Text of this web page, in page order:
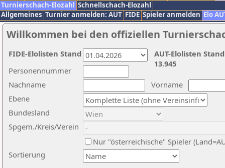
Turnierschach-Elozahl Schnellschach-Elozahl
Allgemeines Turnier anmelden: AUT FIDE Spieler anmelden Elo
Willkommen bei den offiziellen
Nachname
Vorname
Ebene
Sortierung
Personennummer
Bundesland
Spgem./Kreis/Verein
Nur "österreichische" Spieler
AUT-Elolisten
13.945
FIDE-Elolisten Stand